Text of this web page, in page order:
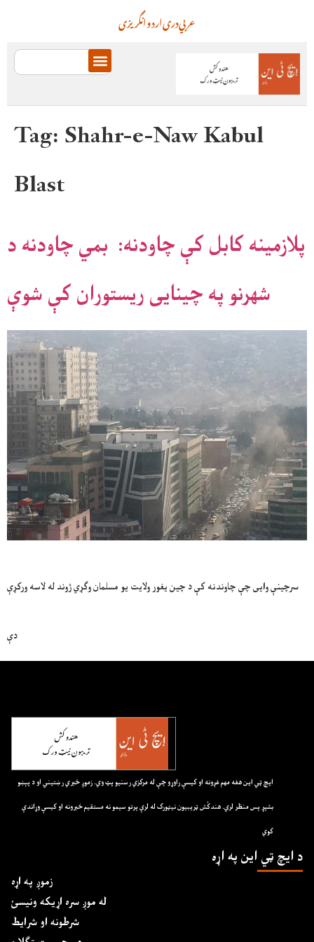
انگریزیاردودریعربي
Tag:Shahr-e-Naw Kabul
Blast
پلازمینه کابل کې چاودنه: بمي چاودنه د
شهرنو په چینایی ریستوران کې شوې
سرچینې وایی چې چاوندنه کې د چین یغور ولایت یو مسلمان وګړي ژوند له لاسه ورکړې
دې
ايچ ټي اين هغه مهم غږونه او کيسې راوړو چې له مرکزي رسنيو پټ وي. زموږ خبري رښتيني او د پېښو
بشپړ پس منظر لري. هندکُش ټريبيون نيټورک له لرې پرتو سيمو نه مستقيم خبرونه او کيسې وړاندې
کوي
د ايچ ټي اين په اړه
زموږ په اړه
له موږ سره اړیکه ونیسئ
شرطونه او شرایط